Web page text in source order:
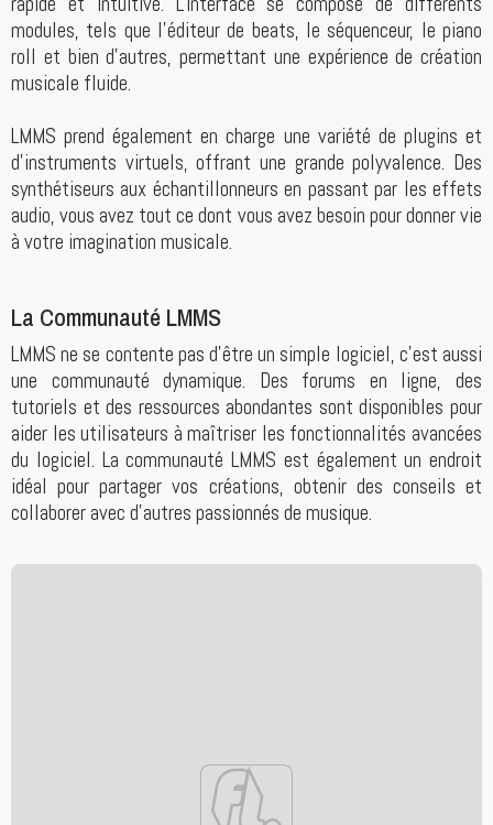
modules, tels que l'éditeur de beats, le séquenceur, le piano
roll et bien d'autres, permettant une expérience de création
musicale fluide.
LMMS prend également en charge une variété de plugins et
d'instruments virtuels, offrant une grande polyvalence. Des
synthétiseurs aux échantillonneurs en passant par les effets
audio, vous avez tout ce dont vous avez besoin pour donner vie
à votre imagination musicale.
La Communauté LMMS
LMMS ne se contente pas d'être un simple logiciel, c'est aussi
une communauté dynamique. Des forums en ligne, des
tutoriels et des ressources abondantes sont disponibles pour
aider les utilisateurs à maîtriser les fonctionnalités avancées
du logiciel. La communauté LMMS est également un endroit
idéal pour partager vos créations, obtenir des conseils et
collaborer avec d'autres passionnés de musique.